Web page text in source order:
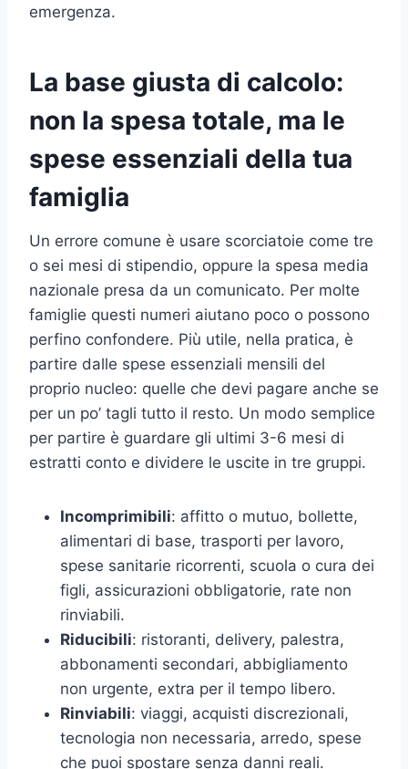
emergenza.
La base giusta di calcolo:
non la spesa totale, ma le
spese essenziali della tua
famiglia
Un errore comune è usare scorciatoie come tre
o sei mesi di stipendio, oppure la spesa media
nazionale presa da un comunicato. Per molte
famiglie questi numeri aiutano poco o possono
perfino confondere. Più utile, nella pratica, è
partire dalle spese essenziali mensili del
proprio nucleo: quelle che devi pagare anche se
per un po’ tagli tutto il resto. Un modo semplice
per partire è guardare gli ultimi 3-6 mesi di
estratti conto e dividere le uscite in tre gruppi.
Incomprimibili: affitto o mutuo, bollette,
alimentari di base, trasporti per lavoro,
spese sanitarie ricorrenti, scuola o cura dei
figli, assicurazioni obbligatorie, rate non
rinviabili.
Riducibili: ristoranti, delivery, palestra,
abbonamenti secondari, abbigliamento
non urgente, extra per il tempo libero.
Rinviabili: viaggi, acquisti discrezionali,
tecnologia non necessaria, arredo, spese
che puoi spostare senza danni reali.